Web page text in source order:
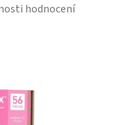
hodnocení